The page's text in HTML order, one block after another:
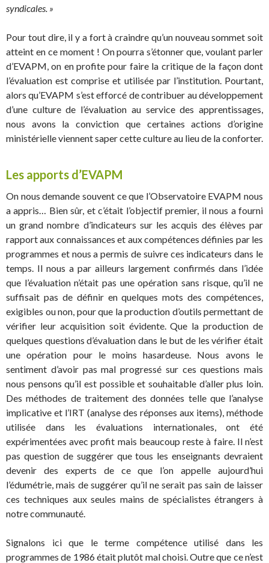
syndicales. »
Pour tout dire, il y a fort à craindre qu’un nouveau sommet soit
atteint en ce moment ! On pourra s’étonner que, voulant parler
d’EVAPM, on en profite pour faire la critique de la façon dont
l’évaluation est comprise et utilisée par l’institution. Pourtant,
alors qu’EVAPM s’est efforcé de contribuer au développement
d’une culture de l’évaluation au service des apprentissages,
nous avons la conviction que certaines actions d’origine
ministérielle viennent saper cette culture au lieu de la conforter.
Les apports d’EVAPM
On nous demande souvent ce que l’Observatoire EVAPM nous
a appris… Bien sûr, et c’était l’objectif premier, il nous a fourni
un grand nombre d’indicateurs sur les acquis des élèves par
rapport aux connaissances et aux compétences définies par les
programmes et nous a permis de suivre ces indicateurs dans le
temps. Il nous a par ailleurs largement confirmés dans l’idée
que l’évaluation n’était pas une opération sans risque, qu’il ne
suffisait pas de définir en quelques mots des compétences,
exigibles ou non, pour que la production d’outils permettant de
vérifier leur acquisition soit évidente. Que la production de
quelques questions d’évaluation dans le but de les vérifier était
une opération pour le moins hasardeuse. Nous avons le
sentiment d’avoir pas mal progressé sur ces questions mais
nous pensons qu’il est possible et souhaitable d’aller plus loin.
Des méthodes de traitement des données telle que l’analyse
implicative et l’IRT (analyse des réponses aux items), méthode
utilisée dans les évaluations internationales, ont été
expérimentées avec profit mais beaucoup reste à faire. Il n’est
pas question de suggérer que tous les enseignants devraient
devenir des experts de ce que l’on appelle aujourd’hui
l’édumétrie, mais de suggérer qu’il ne serait pas sain de laisser
ces techniques aux seules mains de spécialistes étrangers à
notre communauté.
Signalons ici que le terme compétence utilisé dans les
programmes de 1986 était plutôt mal choisi. Outre que ce n’est